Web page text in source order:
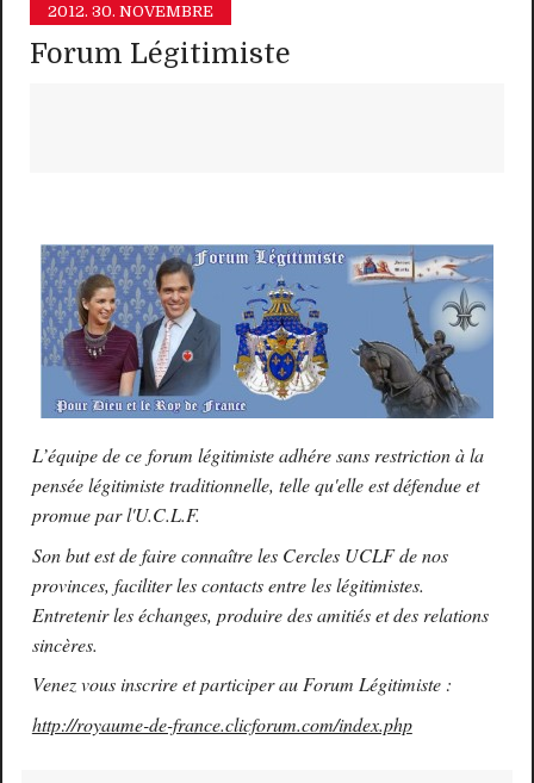
2012. 30. NOVEMBRE
Forum Légitimiste
L’équipe de ce forum légitimiste adhére sans restriction à la
pensée légitimiste traditionnelle, telle qu'elle est défendue et
promue par l'U.C.L.F.
Son but est de faire connaître les Cercles UCLF de nos
provinces, faciliter les contacts entre les légitimistes.
Entretenir les échanges, produire des amitiés et des relations
sincères.
Venez vous inscrire et participer au Forum Légitimiste :
http://royaume-de-france.clicforum.com/index.php